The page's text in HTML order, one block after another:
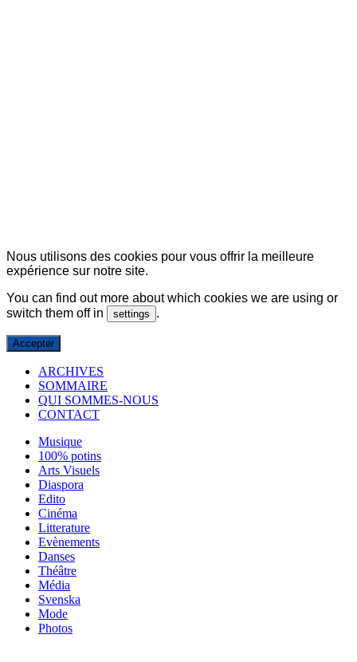
Nous utilisons des cookies pour vous offrir la meilleure
expérience sur notre site.
You can find out more about which cookies we are using or
switch them off in
settings .
Accepter
ARCHIVES
SOMMAIRE
QUI SOMMES-NOUS
CONTACT
Musique
100% potins
Arts Visuels
Diaspora
Edito
Cinéma
Litterature
Evènements
Danses
Théâtre
Média
Svenska
Mode
Photos